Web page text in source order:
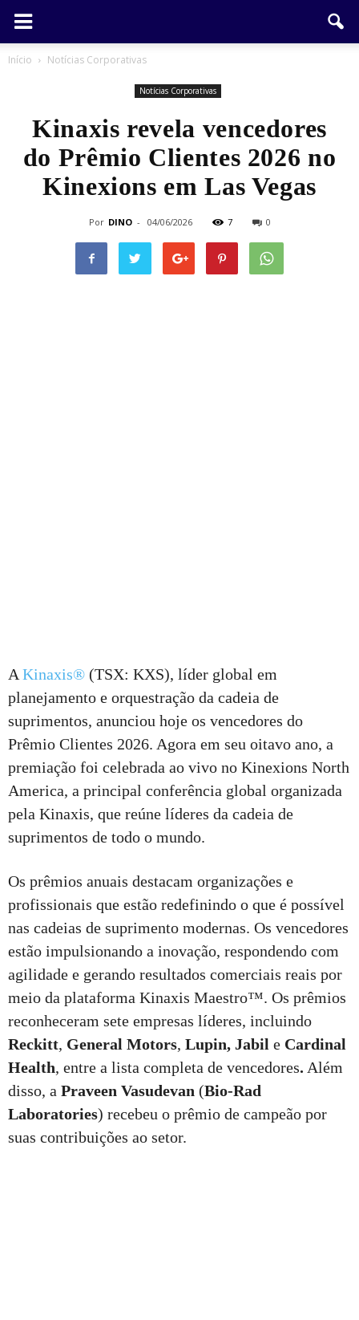
Início Notícias Corporativas
Notícias Corporativas
Kinaxis revela vencedores
do Prêmio Clientes 2026 no
Kinexions em Las Vegas
Por DINO - 04/06/2026 7 0
A Kinaxis® (TSX: KXS), líder global em
planejamento e orquestração da cadeia de
suprimentos, anunciou hoje os vencedores do
Prêmio Clientes 2026. Agora em seu oitavo ano, a
premiação foi celebrada ao vivo no Kinexions North
America, a principal conferência global organizada
pela Kinaxis, que reúne líderes da cadeia de
suprimentos de todo o mundo.
Os prêmios anuais destacam organizações e
profissionais que estão redefinindo o que é possível
nas cadeias de suprimento modernas. Os vencedores
estão impulsionando a inovação, respondendo com
agilidade e gerando resultados comerciais reais por
meio da plataforma Kinaxis Maestro™. Os prêmios
reconheceram sete empresas líderes, incluindo
Reckitt, General Motors, Lupin, Jabil e Cardinal
Health, entre a lista completa de vencedores. Além
disso, a Praveen Vasudevan (Bio-Rad
Laboratories) recebeu o prêmio de campeão por
suas contribuições ao setor.